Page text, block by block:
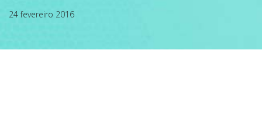
GALERIA
24 fevereiro 2016